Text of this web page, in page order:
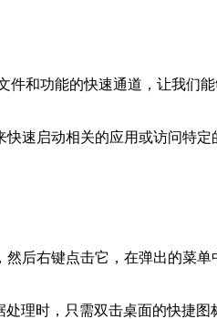
件和功能的快速通道，让我们
速启动相关的应用或访问特
后右键点击它，在弹出的菜单
理时，只需双击桌面的快捷